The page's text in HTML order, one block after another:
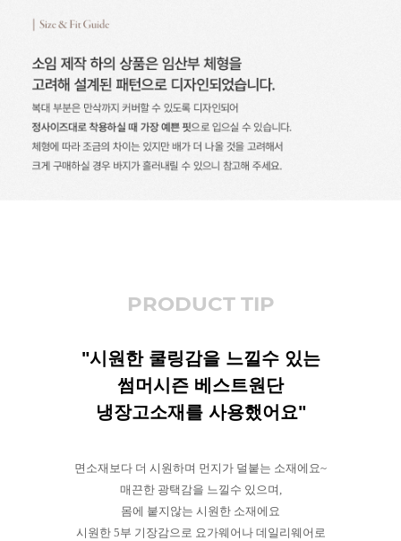
PRODUCT TIP
"시원한 쿨링감을 느낄수 있는
썸머시즌 베스트원단
냉장고소재를 사용했어요"
면소재보다 더 시원하며 먼지가 덜붙는 소재에요~
매끈한 광택감을 느낄수 있으며,
몸에 붙지않는 시원한 소재에요
시원한 5부 기장감으로 요가웨어나 데일리웨어로